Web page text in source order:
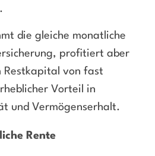
die gleiche monatliche
profitiert aber
Restkapital von fast
Vorteil in
und Vermögenserhalt.
Rente